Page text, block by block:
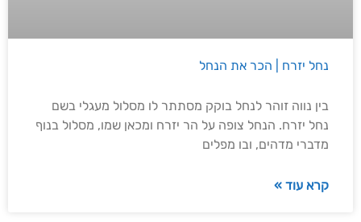
נחל יזרח | הכר את הנחל
בין נווה זוהר לנחל בוקק מסתתר לו מסלול מעגלי בשם
נחל יזרח. הנחל צופה על הר יזרח ומכאן שמו, מסלול בנוף
מדברי מדהים, ובו מפלים
קרא עוד »